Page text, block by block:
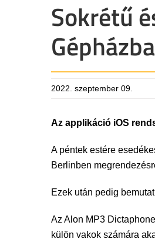
Sokrétű
Gépházba
2022. szeptember 09.
Az applikáció iOS
A péntek estére
Berlinben
Ezek után pedig
Az Alon MP3
külön vakok számára